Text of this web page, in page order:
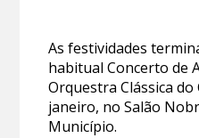
As festividades
habitual Concerto de
Orquestra Clássica
janeiro, no Salão
Município.